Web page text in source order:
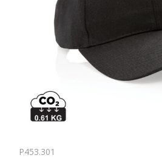
P453.301